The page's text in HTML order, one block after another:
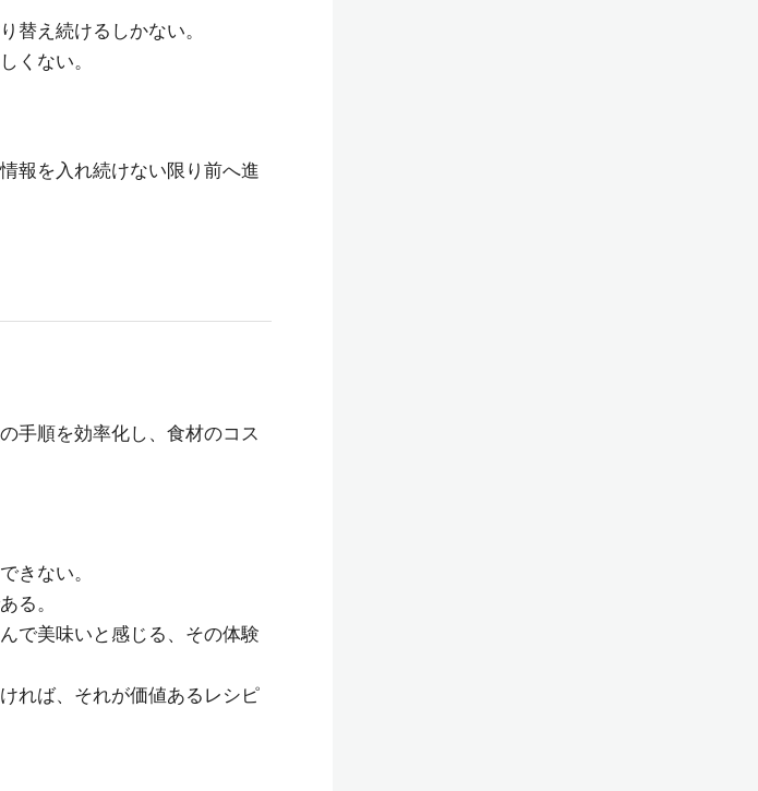
替え続けるしかない。
くない。
報を入れ続けない限り前へ進
手順を効率化し、食材のコス
きない。
る。
で美味いと感じる、その体験
れば、それが価値あるレシピ